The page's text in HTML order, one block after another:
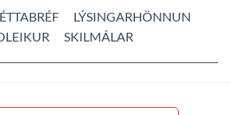
LÝSINGARHÖNNUN
SKILMÁLAR